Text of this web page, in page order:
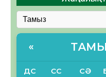
«
ДС СС СӘ